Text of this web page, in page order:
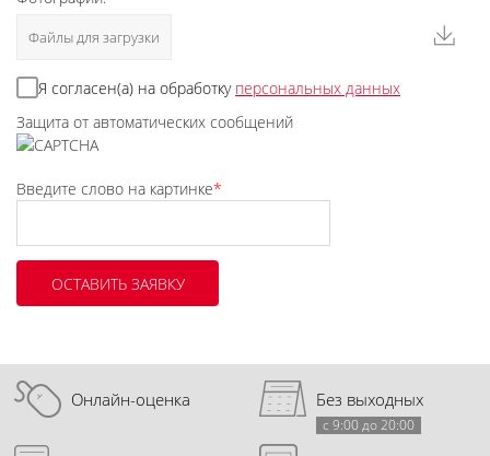
Файлы для загрузки
Я согласен(а) на обработку персональных данных
Защита от автоматических сообщений
Введите слово на картинке*
Онлайн-оценка Без выходных
с 9:00 до 20:00